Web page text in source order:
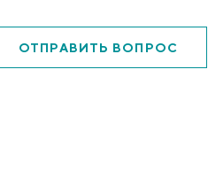
ОТПРАВИТЬ ВОПРОС